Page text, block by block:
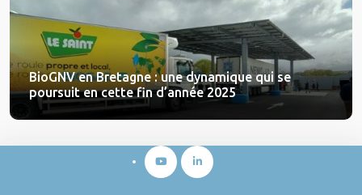
BioGNV en Bretagne : une dynamique qui se
poursuit en cette fin d’année 2025